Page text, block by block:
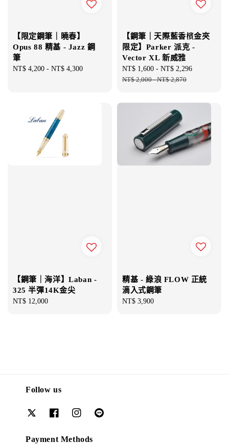
【限定鋼筆｜曉春】
Opus 88 精基 - Jazz 鋼
筆
Regular
NT$ 4,200 - NT$ 4,300
【鋼筆｜天際藍香檳金夾
限定】Parker 派克 -
Vector XL 新威雅
Sale
price
NT$ 1,600 - NT$ 2,296
NT$ 2,000-NT$ 2,870
【鋼筆｜海洋】Laban -
325 半彈14K金尖
Regular
NT$ 12,000
精基 - 綠浪 FLOW 正統
滴入式鋼筆
Regular
NT$ 3,900
Follow us
Payment Methods